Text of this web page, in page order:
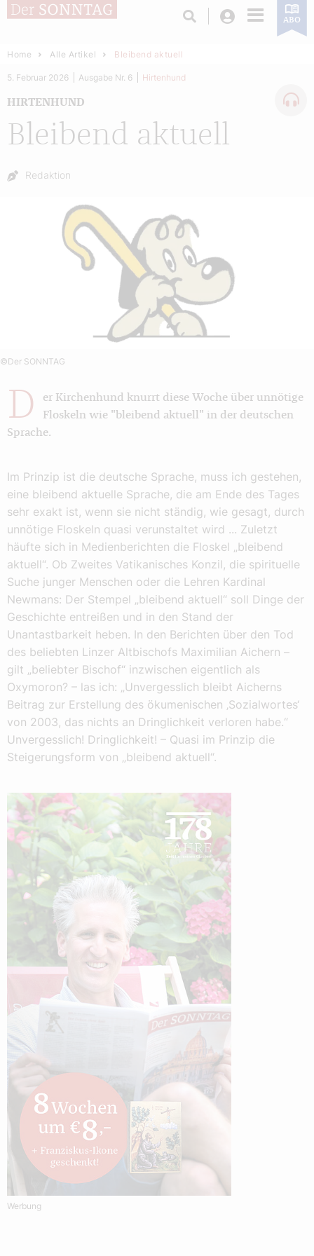
Login ABO
Home Alle Artikel Bleibend aktuell
Bleibend aktuell
HIRTENHUND
5. Februar 2026 Ausgabe Nr. 6 Hirtenhund
Autor:
Redaktion
©Der SONNTAG
D
er Kirchenhund knurrt diese Woche über unnötige
Floskeln wie "bleibend aktuell" in der deutschen
Sprache.
Im Prinzip ist die deutsche Sprache, muss ich gestehen,
eine bleibend aktuelle Sprache, die am Ende des Tages
sehr exakt ist, wenn sie nicht ständig, wie gesagt, durch
unnötige Floskeln quasi verunstaltet wird ... Zuletzt
häufte sich in Medienberichten die Floskel „bleibend
aktuell“. Ob Zweites Vatikanisches Konzil, die spirituelle
Suche junger Menschen oder die Lehren Kardinal
Newmans: Der Stempel „bleibend aktuell“ soll Dinge der
Geschichte entreißen und in den Stand der
Unantastbarkeit heben. In den Berichten über den Tod
des beliebten Linzer Altbischofs Maximilian Aichern –
gilt „beliebter Bischof“ inzwischen eigentlich als
Oxymoron? – las ich: „Unvergesslich bleibt Aicherns
Beitrag zur Erstellung des ökumenischen ‚Sozialwortes‘
von 2003, das nichts an Dringlichkeit verloren habe.“
Unvergesslich! Dringlichkeit! – Quasi im Prinzip die
Steigerungsform von „bleibend aktuell“.
Werbung